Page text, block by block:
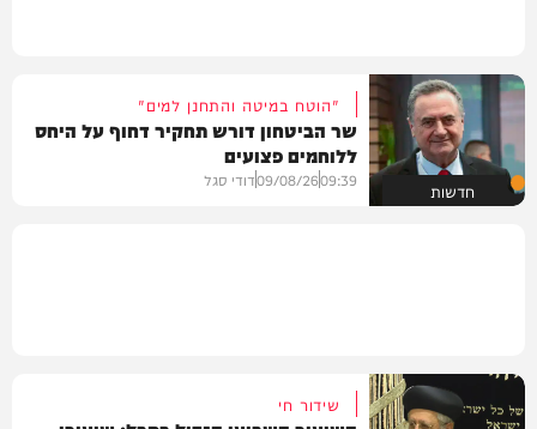
חדשות
"הוטח במיטה והתחנן למים"
שר הביטחון דורש תחקיר דחוף על היחס
ללוחמים פצועים
09:39
09/08/26דודי סגל
שידור חי